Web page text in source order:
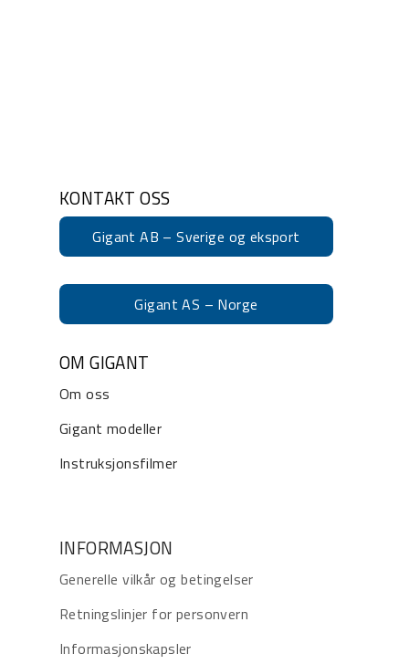
KONTAKT OSS
Gigant AB – Sverige og eksport
Gigant AS – Norge
OM GIGANT
Om oss
Gigant modeller
Instruksjonsfilmer
INFORMASJON
Generelle vilkår og betingelser
Retningslinjer for personvern
Informasjonskapsler